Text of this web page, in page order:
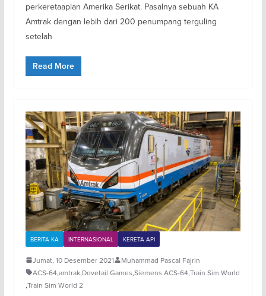
perkeretaapian Amerika Serikat. Pasalnya sebuah KA
Amtrak dengan lebih dari 200 penumpang terguling
setelah
Read More
BERITA KA INTERNASIONAL KERETA API
Jumat, 10 Desember 2021
Muhammad Pascal Fajrin
ACS-64,amtrak,Dovetail Games,Siemens ACS-64,Train Sim World
,Train Sim World 2